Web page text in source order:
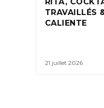
TRAVAILLÉS
CALIENTE
21 juillet 2026